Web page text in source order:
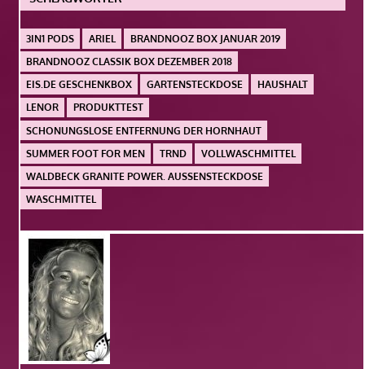
3IN1 PODS ARIEL
BRANDNOOZ BOX JANUAR 2019
BRANDNOOZ CLASSIK BOX DEZEMBER 2018
EIS.DE GESCHENKBOX
GARTENSTECKDOSE
HAUSHALT
LENOR
PRODUKTTEST
SCHONUNGSLOSE ENTFERNUNG DER HORNHAUT
SUMMER FOOT FOR MEN
TRND
VOLLWASCHMITTEL
WALDBECK GRANITE POWER. AUSSENSTECKDOSE
WASCHMITTEL